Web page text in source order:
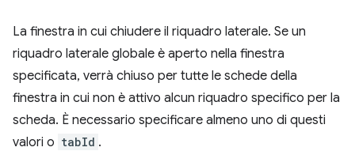
La finestra in cui chiudere il riquadro laterale. Se un
riquadro laterale globale è aperto nella finestra
specificata, verrà chiuso per tutte le schede della
finestra in cui non è attivo alcun riquadro specifico per la
scheda. È necessario specificare almeno uno di questi
valori o tabId .